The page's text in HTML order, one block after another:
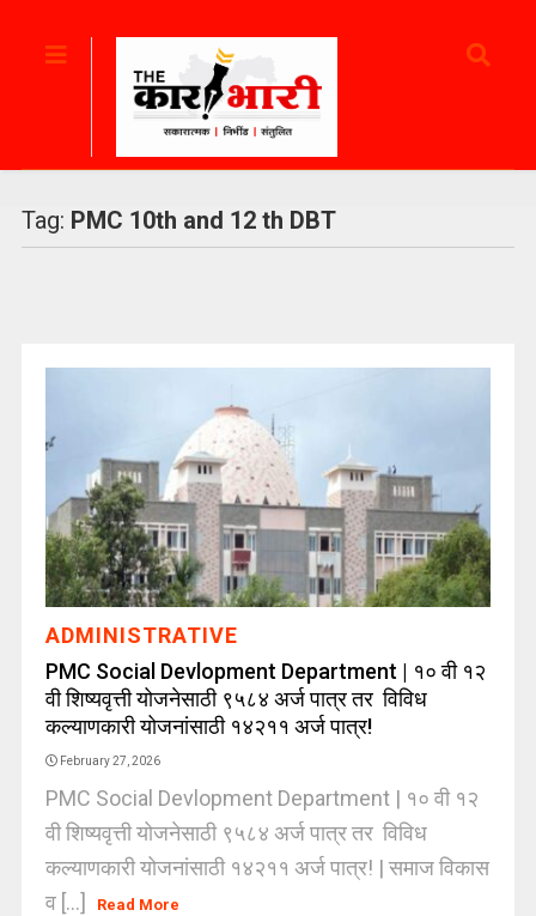
Tag: PMC 10th and 12 th DBT
ADMINISTRATIVE
PMC Social Devlopment Department | १० वी १२
वी शिष्यवृत्ती योजनेसाठी ९५८४ अर्ज पात्र तर विविध
कल्याणकारी योजनांसाठी १४२११ अर्ज पात्र!
February 27, 2026
PMC Social Devlopment Department | १० वी १२
वी शिष्यवृत्ती योजनेसाठी ९५८४ अर्ज पात्र तर विविध
कल्याणकारी योजनांसाठी १४२११ अर्ज पात्र! | समाज विकास
व [...]
Read More